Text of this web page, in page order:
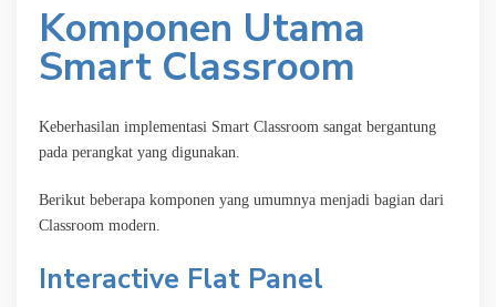
Komponen Utama
Smart Classroom
Keberhasilan implementasi Smart Classroom sangat bergantung
pada perangkat yang digunakan.
Berikut beberapa komponen yang umumnya menjadi bagian dari
Classroom modern.
Interactive Flat Panel